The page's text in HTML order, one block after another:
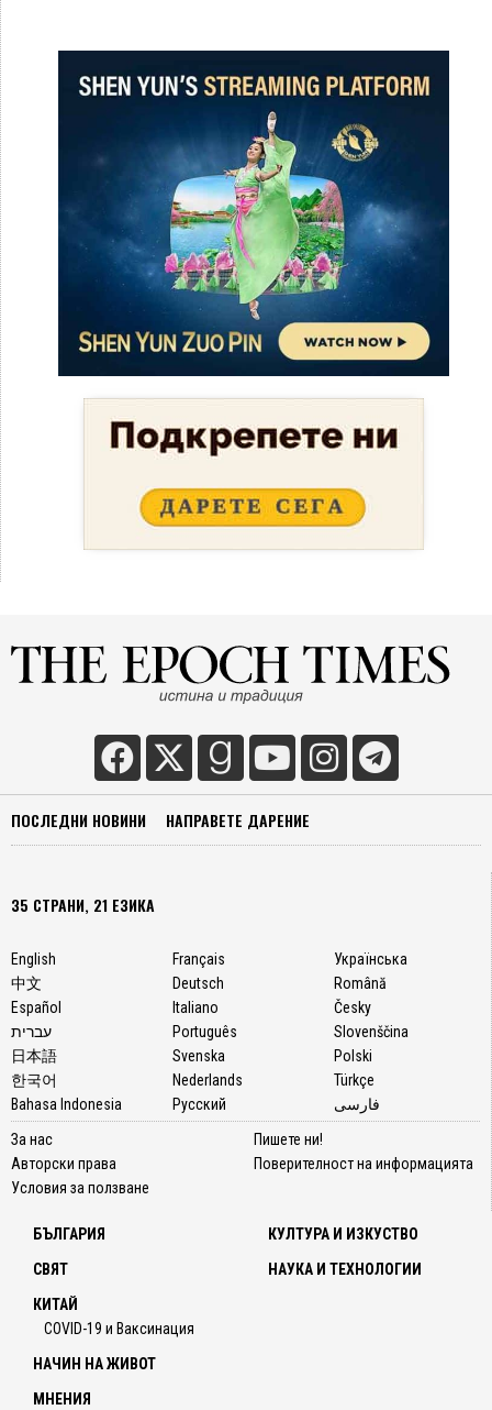
ПОСЛЕДНИ НОВИНИ НАПРАВЕТЕ ДАРЕНИЕ
35 СТРАНИ, 21 ЕЗИКА
English
中文
Español
עברית
日本語
한국어
Bahasa Indonesia
Français
Deutsch
Italiano
Português
Svenska
Nederlands
Русский
Українська
Română
Česky
Slovenščina
Polski
Türkçe
فارسی
За нас
Авторски права
Условия за ползване
Пишете ни!
Поверителност на информацията
БЪЛГАРИЯ
СВЯТ
КИТАЙ
COVID-19 и Ваксинация
КУЛТУРА И ИЗКУСТВО
НАУКА И ТЕХНОЛОГИИ
НАЧИН НА ЖИВОТ
МНЕНИЯ